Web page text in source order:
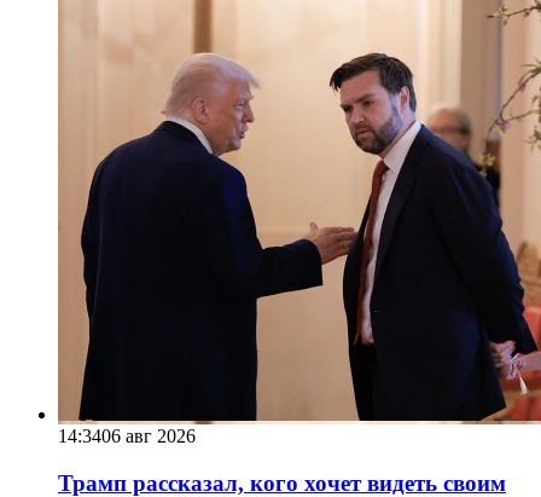
14:3406 авг 2026
Трамп рассказал, кого хочет видеть своим